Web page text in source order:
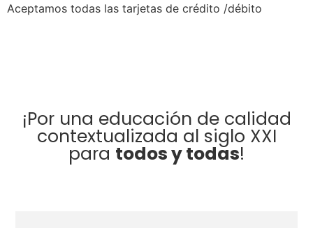
Aceptamos todas las tarjetas de crédito /débito
¡Por una educación de calidad
contextualizada al siglo XXI
para todos y todas!